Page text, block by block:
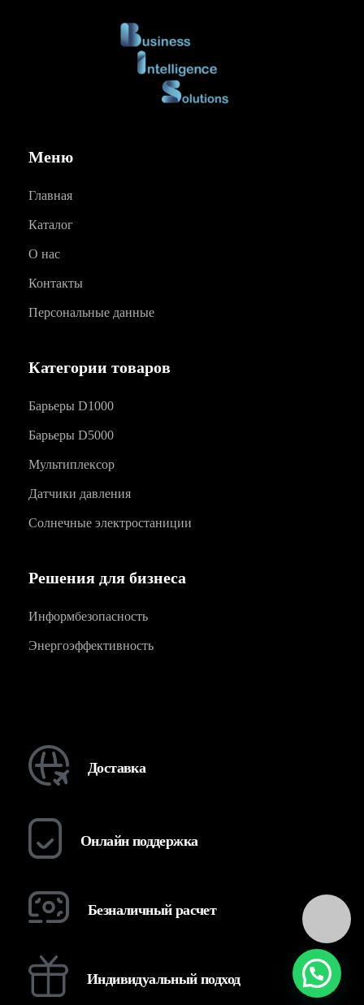
Меню
Главная
Каталог
О нас
Контакты
Персональные данные
Категории товаров
Барьеры D1000
Барьеры D5000
Мультиплексор
Датчики давления
Солнечные электростаниции
Решения для бизнеса
Информбезопасность
Энергоэффективность
Доставка
Онлайн поддержка
Безналичный расчет
Индивидуальный подход